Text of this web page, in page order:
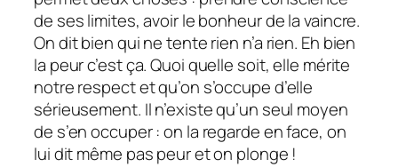
de ses limites, avoir le bonheur de la vaincre.
On dit bien qui ne tente rien n’a rien. Eh bien
la peur c’est ça. Quoi quelle soit, elle mérite
notre respect et qu’on s’occupe d’elle
sérieusement. Il n’existe qu’un seul moyen
de s’en occuper : on la regarde en face, on
lui dit même pas peur et on plonge !